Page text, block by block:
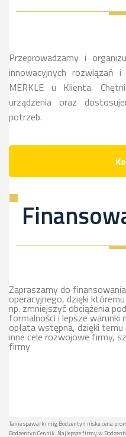
Przeprowadzamy i
innowacyjnych rozwiązań
MERKLE u Klienta.
urządzenia oraz
potrzeb.
Zapraszamy do
operacyjnego, dzięki
np. zmniejszyć obciążenia
formalności i lepsze warunki
opłata wstępna, dzięki
inne cele rozwojowe firmy,
firmy
Tanie spawarki mig Bodzentyn niska cena
Bodzentyn Cennik. Najlepsze firmy w